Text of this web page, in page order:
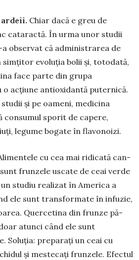
ardeii. Chiar dacă e greu de
cataractă. În urma unor studii
observat că ad­ministrarea de
evoluția bo­lii și, totodată,
face parte din grupa
o acțiune an­tioxidantă puter­nică.
și pe oameni, medicina
con­­sumul sporit de capere,
legume bogate în flavonoizi.
cu cea mai ridicată can­
frunzele uscate de ceai ver­de
studiu realizat în America a
ele sunt trans­formate în in­fuzie,
Quer­­­­ce­tina din frunze pă­
atunci când ele sunt
Solu­ția: pre­parați un ceai cu
și mestecați frunzele. Efectul